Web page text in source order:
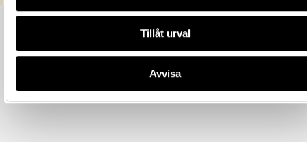
Tillåt urval
Avvisa